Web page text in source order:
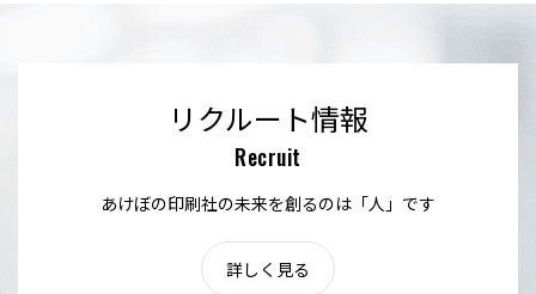
リクルート情報
Recruit
あけぼの印刷社の未来を創るのは「人」です
詳しく見る